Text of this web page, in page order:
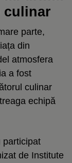
culinar
parte,
din
atmosfera
a fost
culinar
echipă
participat
de Institute